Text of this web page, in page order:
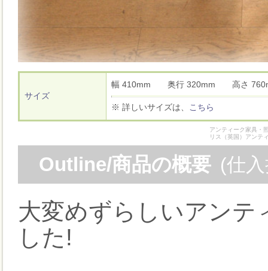
サイズ
幅 410mm 奥行 320mm 高さ
※ 詳しいサイズは、 こちら
アンティーク家具・
リス（英国）アンテ
Outline/商品の概要 (仕
大変めずらしいアンテ
した!